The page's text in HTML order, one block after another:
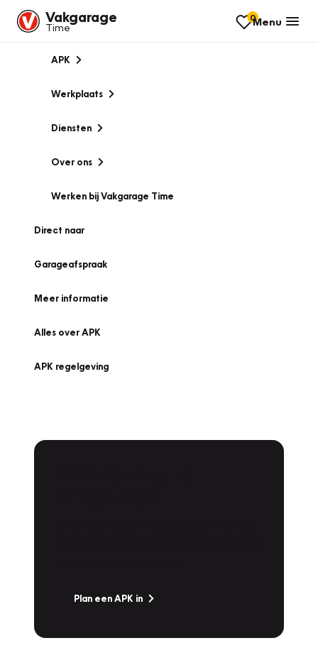
Vakgarage
Time
0Menu
APK
Werkplaats
Diensten
Over ons
Werken bij Vakgarage Time
Direct naar
Garageafspraak
Meer informatie
Alles over APK
APK regelgeving
Plan een APK in